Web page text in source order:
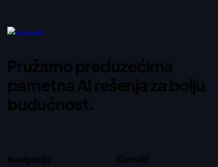
Pružamo preduzećima
pametna AI rešenja za bolju
budućnost.
Navigacija Kontakt